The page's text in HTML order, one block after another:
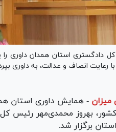
دادگستری استان همدان داوری را
رعایت انصاف و عدالت، به داوری
میزان - همایش داوری استان
بهروز محمدی‌مهر رئیس
برگزار شد.